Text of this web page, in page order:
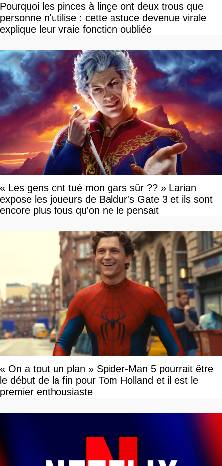
Pourquoi les pinces à linge ont deux trous que
personne n'utilise : cette astuce devenue virale
explique leur vraie fonction oubliée
« Les gens ont tué mon gars sûr ?? » Larian
expose les joueurs de Baldur's Gate 3 et ils sont
encore plus fous qu'on ne le pensait
« On a tout un plan » Spider-Man 5 pourrait être
le début de la fin pour Tom Holland et il est le
premier enthousiaste